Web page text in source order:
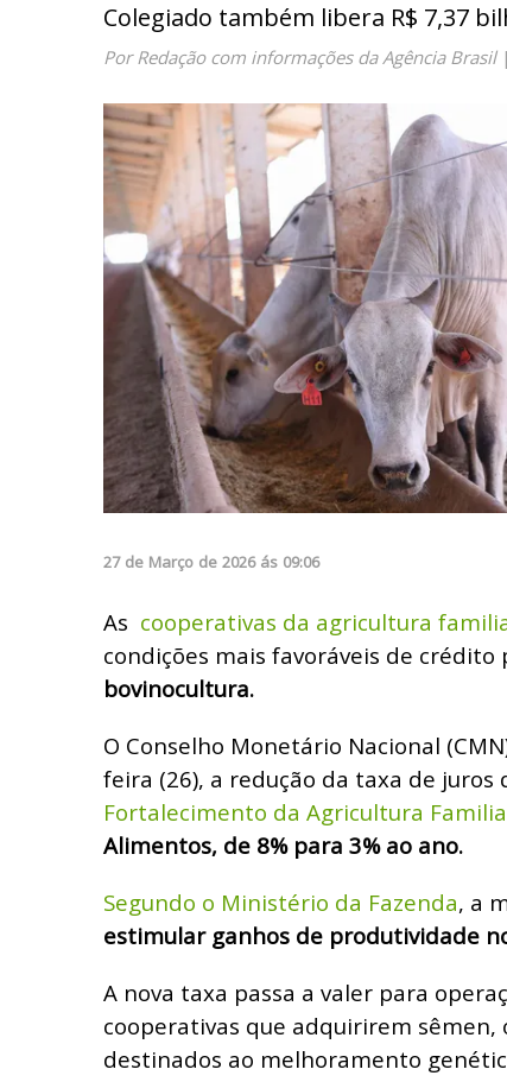
Colegiado também libera R$ 7,37
Por Redação com informações da Agência Brasil|
27 de Março de 2026 ás 09:06
As cooperativas da agricultura
condições mais favoráveis de crédito
bovinocultura.
O Conselho Monetário Nacional
feira (26), a redução da taxa de juros
Fortalecimento da Agricultura
Alimentos, de 8% para 3% ao ano.
Segundo o Ministério da Fazenda, a
estimular ganhos de produtividade
A nova taxa passa a valer para
cooperativas que adquirirem sêmen,
destinados ao melhoramento